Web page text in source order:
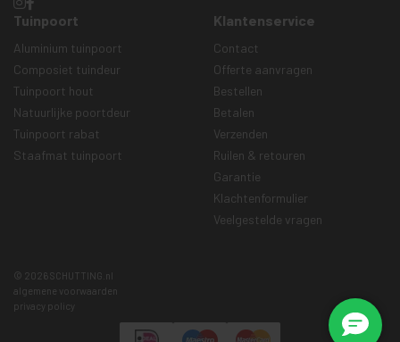
Tuinpoort
Aluminium tuinpoort
Composiet tuindeur
Tuinpoort hout
Natuurlijke poortdeur
Tuinpoort rabat
Staafmat tuinpoort
Klantenservice
Contact
Offerte aanvragen
Bestellen
Betalen
Verzenden
Ruilen & retouren
Garantie
Klachtenformulier
Veelgestelde vragen
© 2026 SCHUTTING.nl
algemene voorwaarden
privacy policy